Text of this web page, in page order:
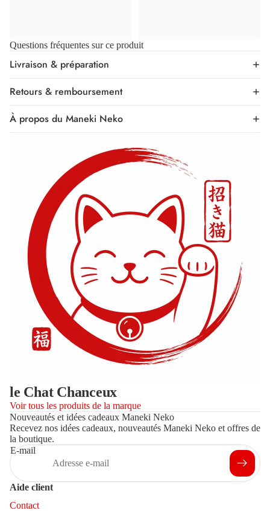
Questions fréquentes sur ce produit
Livraison & préparation
Retours & remboursement
À propos du Maneki Neko
le Chat Chanceux
Voir tous les produits de la marque
Nouveautés et idées cadeaux Maneki Neko
Recevez nos idées cadeaux, nouveautés Maneki Neko et offres de
la boutique.
E-mail
Aide client
Contact